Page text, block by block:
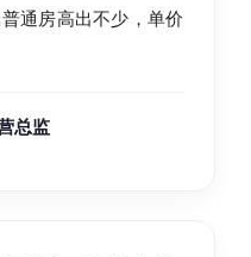
通房高出不少，单价
总监